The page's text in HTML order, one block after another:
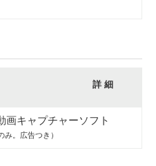
詳 細
画キャプチャーソフト
み。広告つき）